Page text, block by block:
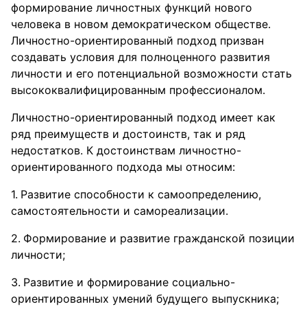
формирование личностных функций нового
человека в новом демократическом обществе.
Личностно-ориентированный подход призван
создавать условия для полноценного развития
личности и его потенциальной возможности стать
высококвалифицированным профессионалом.
Личностно-ориентированный подход имеет как
ряд преимуществ и достоинств, так и ряд
недостатков. К достоинствам личностно-
ориентированного подхода мы относим:
Развитие способности к самоопределению,
самостоятельности и самореализации.
Формирование и развитие гражданской позиции
личности;
Развитие и формирование социально-
ориентированных умений будущего выпускника;